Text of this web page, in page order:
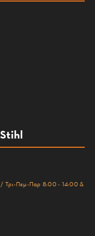
Τρι-Πεμ-Παρ 8:00 - 14:00 &